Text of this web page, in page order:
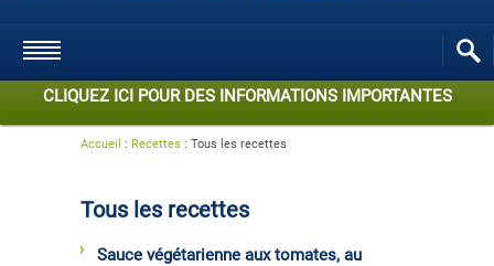
CLIQUEZ ICI POUR DES INFORMATIONS IMPORTANTES
Accueil : Recettes : Tous les recettes
Tous les recettes
Sauce végétarienne aux tomates, au